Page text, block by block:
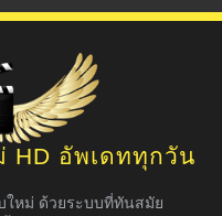
HD อัพเดททุกวัน
ใหม่ ด้วยระบบที่ทันสมัย